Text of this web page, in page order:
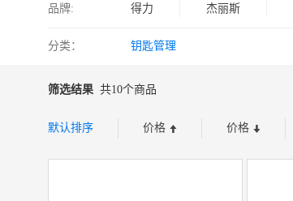
品牌: 得力 杰丽斯
分类： 钥匙管理
筛选结果 共10个商品
默认排序 价格 价格